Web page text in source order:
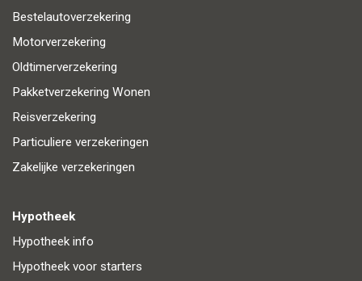
Bestelautoverzekering
Motorverzekering
Oldtimerverzekering
Pakketverzekering Wonen
Reisverzekering
Particuliere verzekeringen
Zakelijke verzekeringen
Hypotheek
Hypotheek info
Hypotheek voor starters